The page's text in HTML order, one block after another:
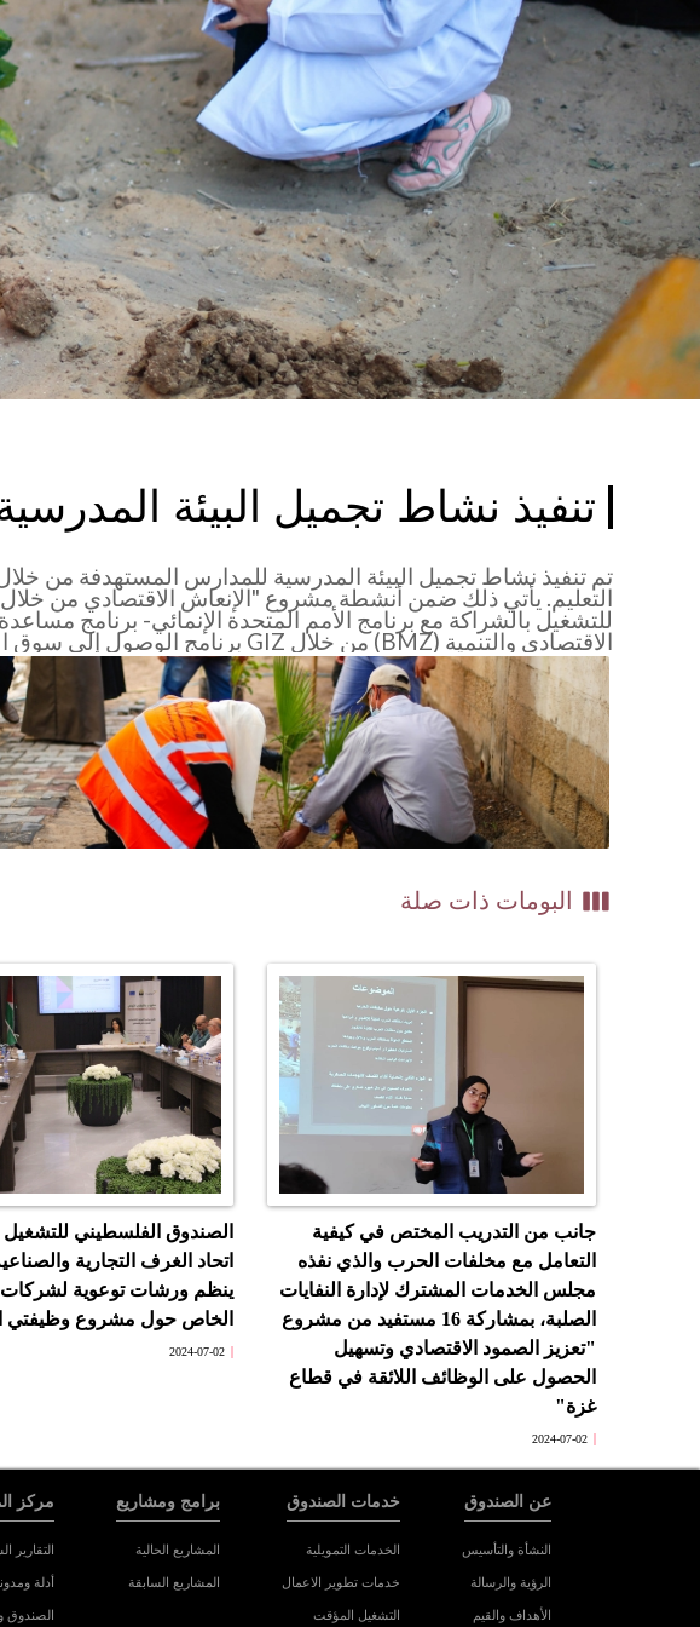
تنفيذ نشاط تجميل البيئة
تم تنفيذ نشاط تجميل البيئة المدرسية للمدارس المستهدفة من
التعليم. يأتي ذلك ضمن أنشطة مشروع "الإنعاش الاقتصادي من
الاقتصادي والتنمية (BMZ) من خلال GIZ برنامج الوصول إلى سوق العمل (PALM).
view_week البومات ذات صلة
جانب من التدريب المختص في كيفية
التعامل مع مخلفات الحرب والذي نفذه
مجلس الخدمات المشترك لإدارة النفايات
الصلبة، بمشاركة 16 مستفيد من مشروع
"تعزيز الصمود الاقتصادي وتسهيل
الحصول على الوظائف اللائقة في قطاع
غزة"
2024-07-02
الصندوق الفلسطيني للتشغيل
اتحاد الغرف التجارية
ينظم ورشات توعوية لشركات
الخاص حول مشروع وظيفتي
2024-07-02
عن الصندوق
النشأة والتأسيس
الرؤية والرسالة
الأهداف والقيم
خدمات الصندوق
الخدمات التمويلية
خدمات تطوير الاعمال
التشغيل المؤقت
برامج ومشاريع
المشاريع الحالية
المشاريع السابقة
مركز
التقارير
أدلة
الصندوق